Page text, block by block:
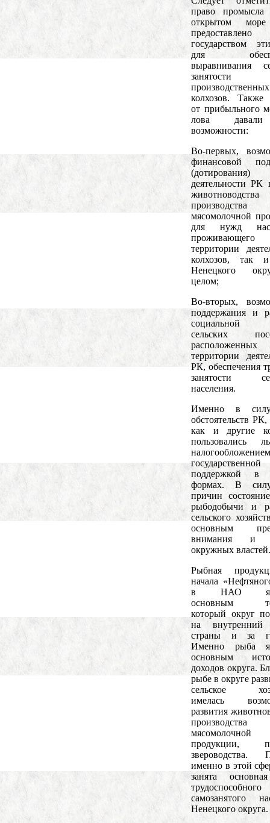
право
открытом
предоставлено
государством
для
выравнивания
занятости
колхозов. Также
от прибыльного
лова
возможности:
Во-первых,
финансовой
деятельности РК
производства
мясомолочной
для нужд
проживающего
территории
колхозов, так
Ненецкого
целом;
Во-вторых,
поддержания и
социальной
сельских
территории
РК, обеспечения
занятости
населения.
Именно в
обстоятельств
как и другие
пользовались
государственной
поддержкой в
формах. В
причин
рыбодобычи и
сельского
основным
внимания и
окружных властей.
Рыбная
начала
в НАО
основным
который округ
на внутренний
страны и за
Именно рыба
основным
доходов округа.
рыбе в округе
сельское
имелась
развития
производства
мясомолочной
продукции,
звероводства.
именно в этой
занята
самозанятого
Ненецкого округа.